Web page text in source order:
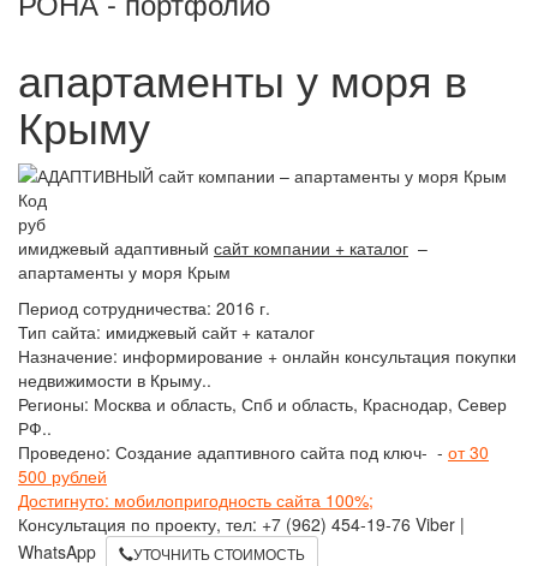
апартаменты у моря в
Крыму
Код
руб
имиджевый адаптивный сайт компании + каталог –
апартаменты у моря Крым
Период сотрудничества: 2016 г.
Тип сайта: имиджевый сайт + каталог
Назначение: информирование + онлайн консультация покупки
недвижимости в Крыму..
Регионы: Москва и область, Спб и область, Краснодар, Север
РФ..
Проведено: Создание адаптивного сайта под ключ- - от 30
500 рублей
Достигнуто: мобилопригодность сайта 100%;
Консультация по проекту, тел: +7 (962) 454-19-76 Viber |
WhatsApp
УТОЧНИТЬ СТОИМОСТЬ